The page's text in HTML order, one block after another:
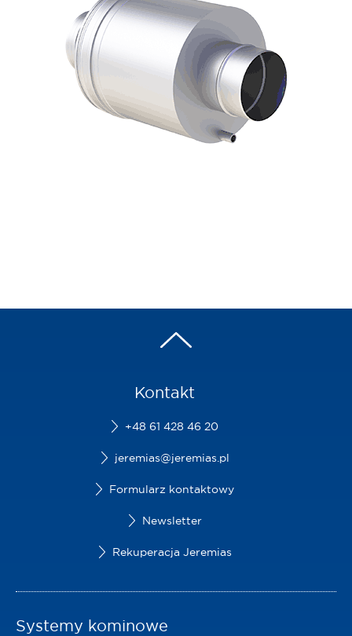
Kontakt
+48 61 428 46 20
jeremias@jeremias.pl
Formularz kontaktowy
Newsletter
Rekuperacja Jeremias
Systemy kominowe